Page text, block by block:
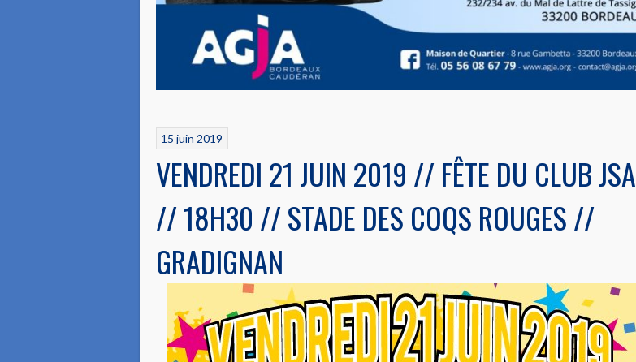
15 juin 2019
VENDREDI 21 JUIN 2019 // FÊTE DU CLUB JSA
// 18H30 // STADE DES COQS ROUGES //
GRADIGNAN